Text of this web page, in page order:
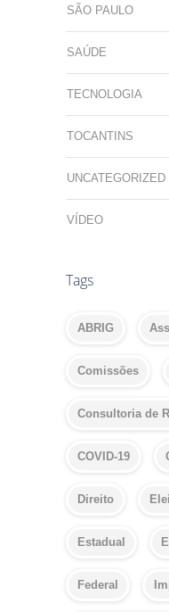
SÃO PAULO
SAÚDE
TECNOLOGIA
TOCANTINS
UNCATEGORIZED
VÍDEO
Tags
ABRIG
Comissões
Consultoria de
COVID-19
Direito
Estadual
Federal